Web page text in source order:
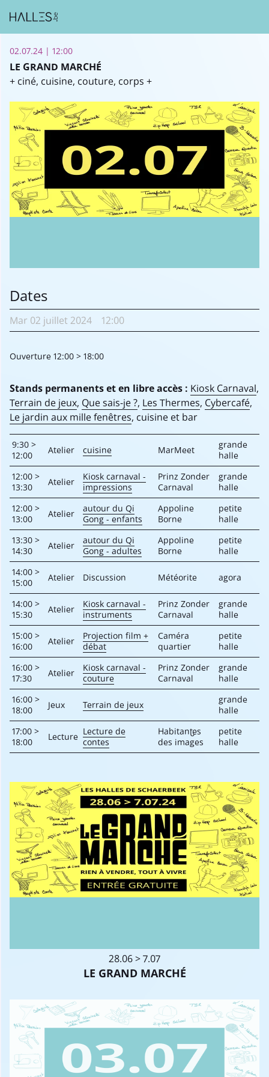
02.07.24 | 12:00
LE GRAND MARCHÉ
+ ciné, cuisine, couture, corps +
Dates
Mar 02 juillet 2024 12:00
Ouverture 12:00 > 18:00
Stands permanents et en libre accès : Kiosk Carnaval,
Terrain de jeux, Que sais-je ?, Les Thermes, Cybercafé,
Le jardin aux mille fenêtres, cuisine et bar
9:30 >
12:00
Atelier cuisine MarMeet
grande
halle
12:00 >
13:30
Atelier
Kiosk carnaval -
impressions
Prinz Zonder
Carnaval
grande
halle
12:00 >
13:00
Atelier
autour du Qi
Gong - enfants
Appoline
Borne
petite
halle
13:30 >
14:30
Atelier
autour du Qi
Gong - adultes
Appoline
Borne
petite
halle
14:00 >
15:00
Atelier Discussion Météorite agora
14:00 >
15:30
Atelier
Kiosk carnaval -
instruments
Prinz Zonder
Carnaval
grande
halle
15:00 >
16:00
Atelier
Projection film +
débat
Caméra
quartier
petite
halle
16:00 >
17:30
Atelier
Kiosk carnaval -
couture
Prinz Zonder
Carnaval
grande
halle
16:00 >
18:00
Jeux Terrain de jeux
grande
halle
17:00 >
18:00
Lecture Lecture de
contes
Habitant·es
des images
petite
halle
28.06 > 7.07
LE GRAND MARCHÉ